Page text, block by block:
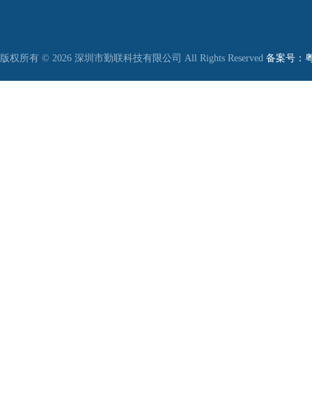
版权所有 © 2026 深圳市勤联科技有限公司 All Rights Reserved 备案号：